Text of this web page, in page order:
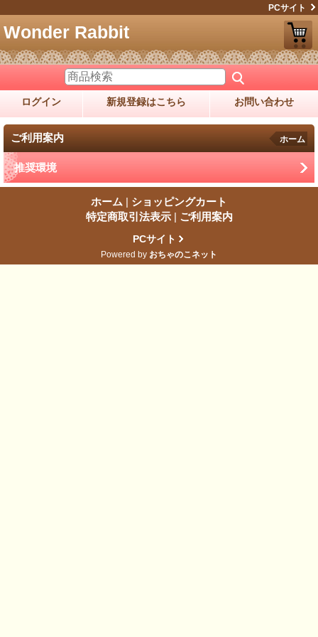
PCサイト
Wonder Rabbit
ログイン 新規登録はこちら お問い合わせ
ご利用案内 ホーム
推奨環境
ホーム | ショッピングカート
特定商取引法表示 | ご利用案内
PCサイト
Powered by おちゃのこネット